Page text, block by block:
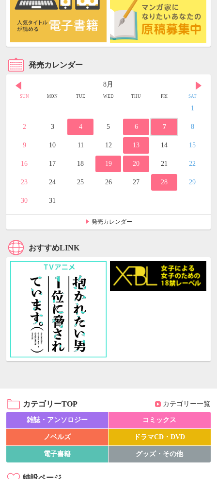
発売カレンダー
8月
SUN MON TUE WED THU FRI SAT
1
2 3 4 5 6 7 8
9 10 11 12 13 14 15
16 17 18 19 20 21 22
23 24 25 26 27 28 29
30 31
発売カレンダー
おすすめLINK
カテゴリーTOP カテゴリー一覧
雑誌・アンソロジー コミックス
ノベルズ ドラマCD・DVD
電子書籍 グッズ・その他